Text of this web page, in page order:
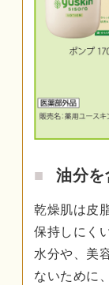
油分を
乾燥肌は皮
保持しにく
水分や、美
ないために、